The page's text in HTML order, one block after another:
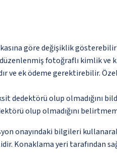
göre değişiklik gösterebilir
fotoğraflı kimlik ve
ve ek ödeme gerektirebilir.
dedektörü olup olmadığını
olup olmadığını
onayındaki bilgileri
Konaklama yeri tarafından